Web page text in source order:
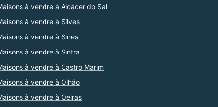
à vendre à Alcácer do Sal
à vendre à Silves
à vendre à Sines
à vendre à Sintra
à vendre à Castro Marim
à vendre à Olhão
à vendre à Oeiras